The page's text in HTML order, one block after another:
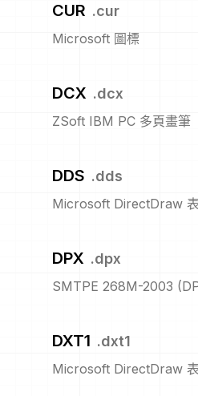
CUR .cur
Microsoft 圖標
DCX .dcx
ZSoft IBM PC 多頁畫筆
DDS .dds
Microsoft DirectDraw
DPX .dpx
SMTPE 268M-2003
DXT1 .dxt1
Microsoft DirectDraw